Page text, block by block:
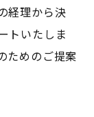
経理から決
トいたしま
ためのご提案